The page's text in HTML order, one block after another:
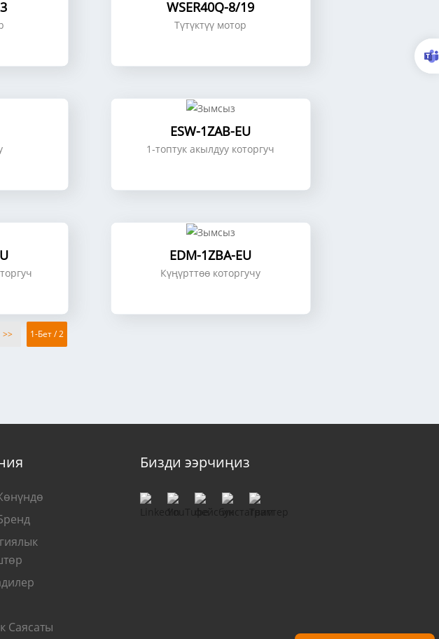
WSER40Q-8/19
Түтүктүү мотор
ESW-1ZAB-EU
1-топтук акылдуу которгуч
EDM-1ZBA-EU
Күңүрттөө которгучу
>> 1-Бет / 2
Саясаты
Бизди ээрчиңиз